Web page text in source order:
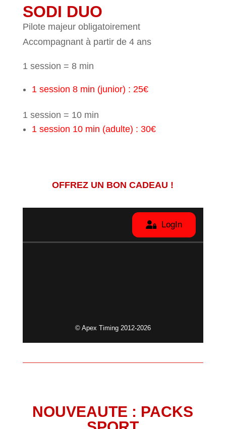
SODI DUO
Pilote majeur obligatoirement
Accompagnant à partir de 4 ans
1 session = 8 min
1 session 8 min (junior) : 25€
1 session = 10 min
1 session 10 min (adulte) : 30€
OFFREZ UN BON CADEAU !
NOUVEAUTE : PACKS